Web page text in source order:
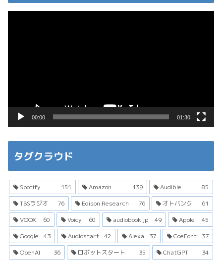
00:00 01:30
タグクラウド
Spotify 151 Amazon 139 Audible
85
TBSラジオ
76 Edison Research 76 オトバンク
61
VOOX
60 Voicy 60 audiobook.jp 49 Apple
45
Google
43 Audiostart 42 Alexa 37 CoeFont
37
OpenAI
36 ロボットスタート 35 ChatGPT
34